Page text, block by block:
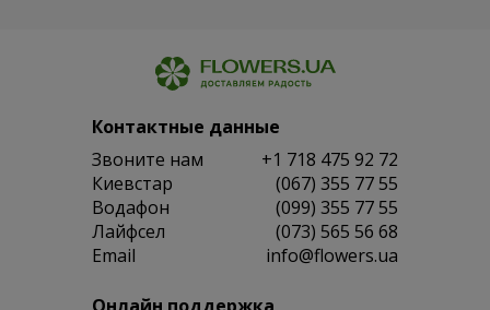
Контактные данные
Звоните нам
+1 718 475 92 72
Киевстар
(067) 355 77 55
Водафон
(099) 355 77 55
Лайфсел
(073) 565 56 68
Email
info@flowers.ua